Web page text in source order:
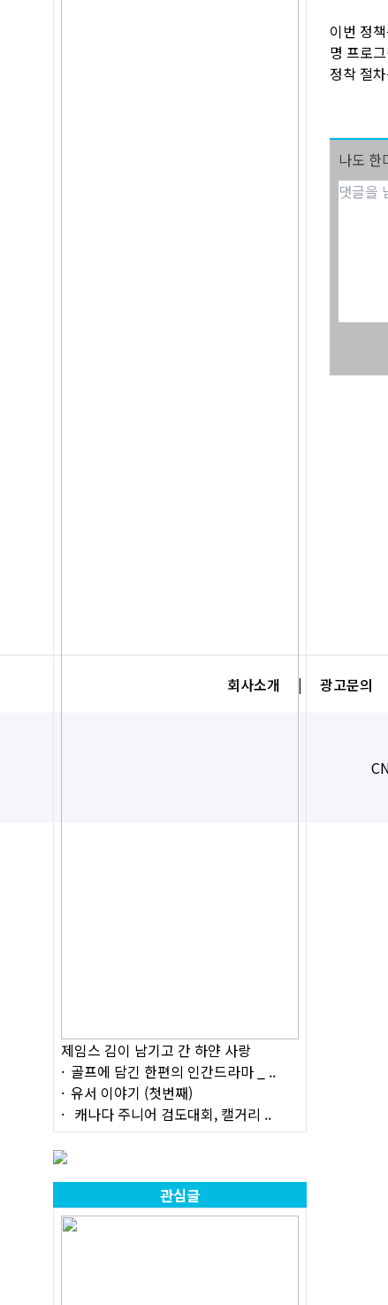
제임스 김이 남기고 간 하얀 사랑
골프에 담긴 한편의 인간드라마 _ ..
유서 이야기 (첫번째)
캐나다 주니어 검도대회, 캘거리 ..
관심글
이번 정
명 프로
정착 절
나도 한
회사소개 | 광고문의